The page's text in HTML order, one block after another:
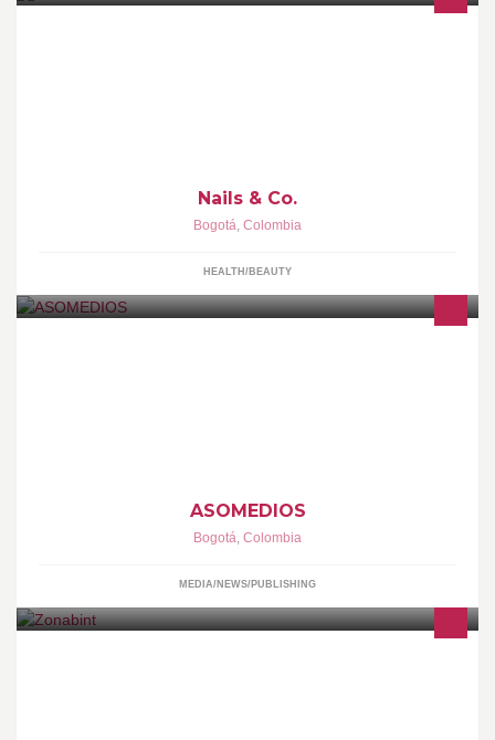
Nails & Co.
Bogotá, Colombia
HEALTH/BEAUTY
ASOMEDIOS
Bogotá, Colombia
MEDIA/NEWS/PUBLISHING